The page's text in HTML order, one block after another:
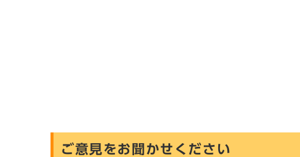
ご意見をお聞かせください